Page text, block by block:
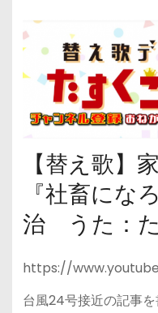
【替え歌】
『社畜にな
治 うた：
https://
台風24号接近の記事